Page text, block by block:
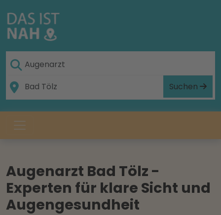
Suchen
Augenarzt Bad Tölz -
Experten für klare Sicht und
Augengesundheit